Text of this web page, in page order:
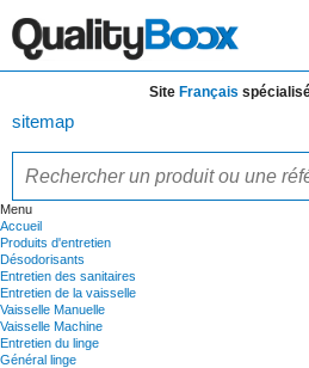
SiteFrançaisspécialisé
sitemap
Menu
Accueil
Produits d'entretien
Désodorisants
Entretien des sanitaires
Entretien de la vaisselle
Vaisselle Manuelle
Vaisselle Machine
Entretien du linge
Général linge